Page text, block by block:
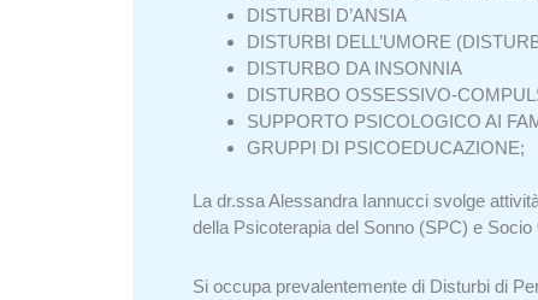
DISTURBI D’ANSIA
DISTURBI DELL’UMORE
DISTURBO DA INSONNIA
DISTURBO OSSESSIVO-
SUPPORTO PSICOLOGICO AI
GRUPPI DI PSICOEDUCAZIONE;
La dr.ssa Alessandra Iannucci svolge
della Psicoterapia del Sonno (SPC) e
Si occupa prevalentemente di Disturbi di